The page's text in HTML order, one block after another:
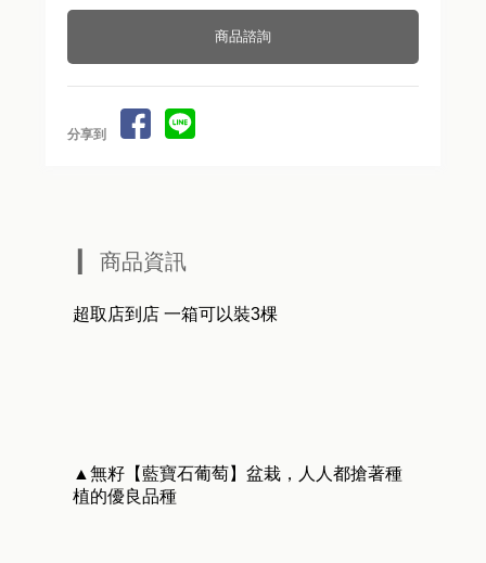
商品諮詢
分享到
商品資訊
超取店到店 一箱可以裝3棵
▲無籽【藍寶石葡萄】盆栽，人人都搶著種
植的優良品種